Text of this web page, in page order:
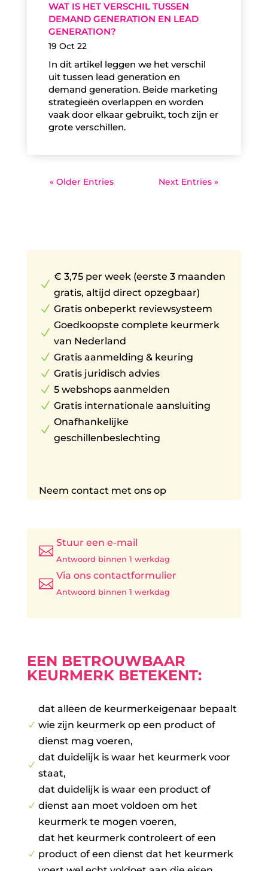
WAT IS HET VERSCHIL TUSSEN
DEMAND GENERATION EN LEAD
GENERATION?
19 Oct 22
In dit artikel leggen we het verschil
uit tussen lead generation en
demand generation. Beide marketing
strategieën overlappen en worden
vaak door elkaar gebruikt, toch zijn er
grote verschillen.
« Older Entries Next Entries »
N
€ 3,75 per week (eerste 3 maanden
gratis, altijd direct opzegbaar)
N Gratis onbeperkt reviewsysteem
N
Goedkoopste complete keurmerk
van Nederland
N Gratis aanmelding & keuring
N Gratis juridisch advies
N 5 webshops aanmelden
N Gratis internationale aansluiting
N
Onafhankelijke
geschillenbeslechting
Neem contact met ons op

Stuur een e-mail
Antwoord binnen 1 werkdag

Via ons contactformulier
Antwoord binnen 1 werkdag
EEN BETROUWBAAR
KEURMERK BETEKENT:
N
dat alleen de keurmerkeigenaar bepaalt
wie zijn keurmerk op een product of
dienst mag voeren,
N
dat duidelijk is waar het keurmerk voor
staat,
N
dat duidelijk is waar een product of
dienst aan moet voldoen om het
keurmerk te mogen voeren,
N
dat het keurmerk controleert of een
product of een dienst dat het keurmerk